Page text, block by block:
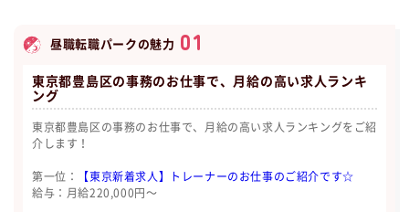
昼職転職パークの魅力 01
東京都豊島区の事務のお仕事で、月給の高い求人ランキ
ング
東京都豊島区の事務のお仕事で、月給の高い求人ランキングをご紹
介します！
第一位：
【東京新着求人】トレーナーのお仕事のご紹介です☆
給与：月給220,000円〜